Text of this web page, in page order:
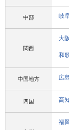
中部 岐
関西
大
和
中国地方 広
四国 高
福